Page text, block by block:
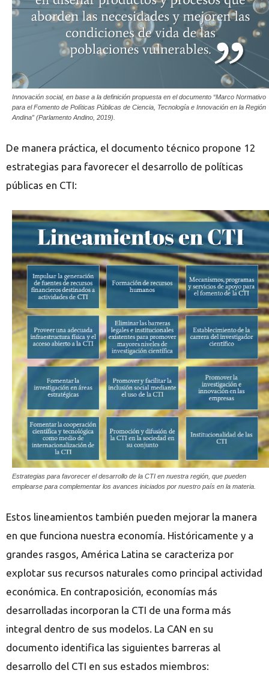
Innovación social, en base a la definición propuesta en el documento “Marco Normativo
para el Fomento de Políticas Públicas de Ciencia, Tecnología e Innovación en la Región
Andina” (Parlamento Andino, 2019).
De manera práctica, el documento técnico propone 12
estrategias para favorecer el desarrollo de políticas
públicas en CTI:
Estrategias para favorecer el desarrollo de la CTI en nuestra región, que pueden
emplearse para complementar los avances iniciados por nuestro país en la materia.
Estos lineamientos también pueden mejorar la manera
en que funciona nuestra economía. Históricamente y a
grandes rasgos, América Latina se caracteriza por
explotar sus recursos naturales como principal actividad
económica. En contraposición, economías más
desarrolladas incorporan la CTI de una forma más
integral dentro de sus modelos. La CAN en su
documento identifica las siguientes barreras al
desarrollo del CTI en sus estados miembros: